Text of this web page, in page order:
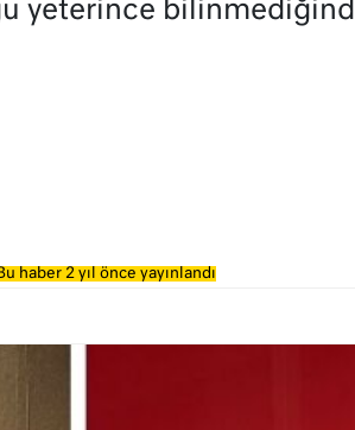
yeterince
haber 2 yıl önce yayınlandı